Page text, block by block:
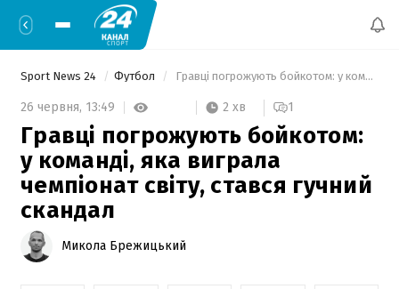
Sport News 24 Футбол Гравці погрожують бойкотом: у команді, яка виграла чемпіонат світу, стався гучний скандал
26 червня, 13:49 2 хв 1
Гравці погрожують бойкотом:
у команді, яка виграла
чемпіонат світу, стався гучний
скандал
Микола Брежицький